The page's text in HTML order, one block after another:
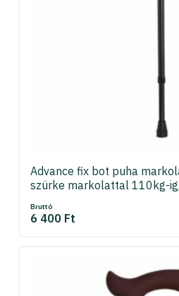
Advance fix bot puha
szürke markolattal 110kg-
Bruttó
6 400 Ft